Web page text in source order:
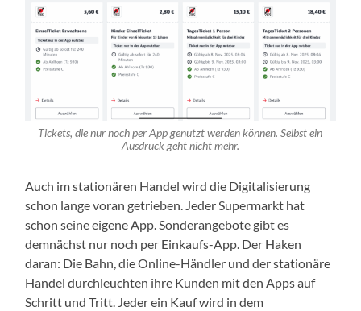
Tickets, die nur noch per App genutzt werden können. Selbst ein
Ausdruck geht nicht mehr.
Auch im stationären Handel wird die Digitalisierung
schon lange voran getrieben. Jeder Supermarkt hat
schon seine eigene App. Sonderangebote gibt es
demnächst nur noch per Einkaufs-App. Der Haken
daran: Die Bahn, die Online-Händler und der stationäre
Handel durchleuchten ihre Kunden mit den Apps auf
Schritt und Tritt. Jeder ein Kauf wird in dem